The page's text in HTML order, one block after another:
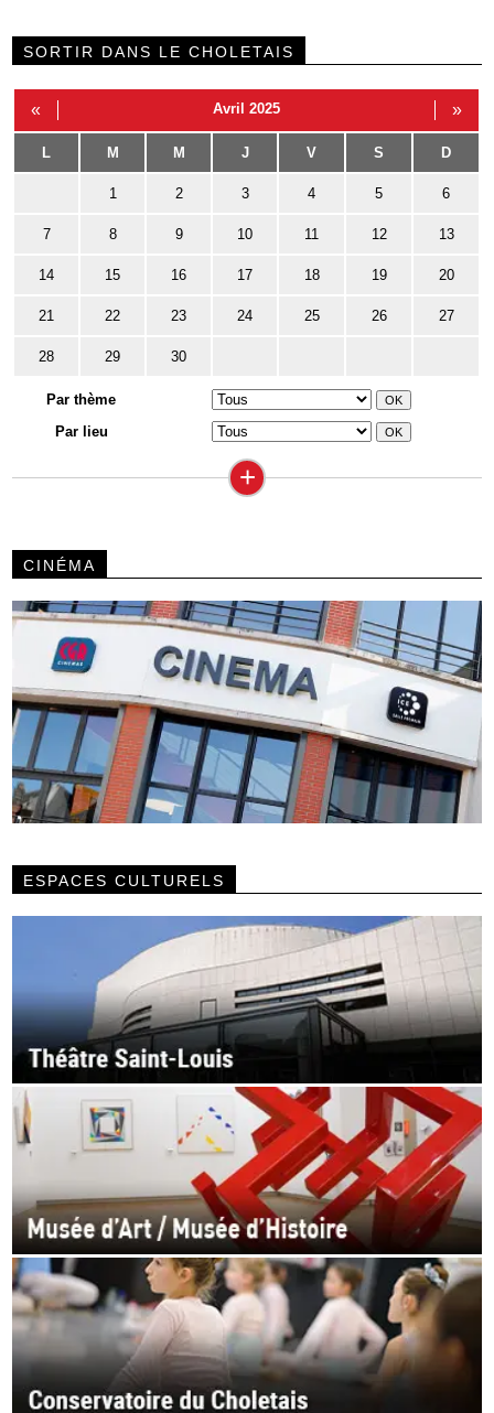
SORTIR DANS LE CHOLETAIS
« Avril 2025 »
L M M J V S D
1 2 3 4 5 6
7 8 9 10 11 12 13
14 15 16 17 18 19 20
21 22 23 24 25 26 27
28 29 30
Par thème
Par lieu
+
CINÉMA
ESPACES CULTURELS